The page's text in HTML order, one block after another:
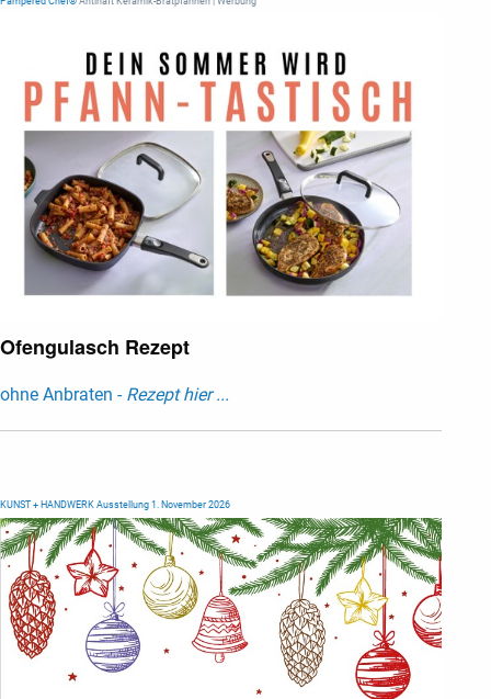
Ofengulasch Rezept
ohne Anbraten - Rezept hier ...
KUNST + HANDWERK Ausstellung 1. November 2026